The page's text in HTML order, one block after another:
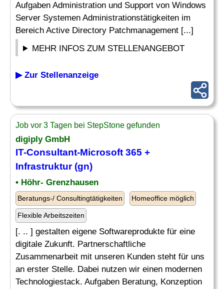
Aufgaben Administration und Support von Windows
Server Systemen Administrationstätigkeiten im
Bereich Active Directory Patchmanagement [...]
MEHR INFOS ZUM STELLENANGEBOT
▶ Zur Stellenanzeige
Job vor 3 Tagen bei StepStone gefunden
digiply GmbH
IT-Consultant-Microsoft 365 +
Infrastruktur (gn)
• Höhr- Grenzhausen
Beratungs-/ Consultingtätigkeiten Homeoffice möglich
Flexible Arbeitszeiten
[. .. ] gestalten eigene Softwareprodukte für eine
digitale Zukunft. Partnerschaftliche
Zusammenarbeit mit unseren Kunden steht für uns
an erster Stelle. Dabei nutzen wir einen modernen
Technologiestack. Aufgaben Beratung, Konzeption